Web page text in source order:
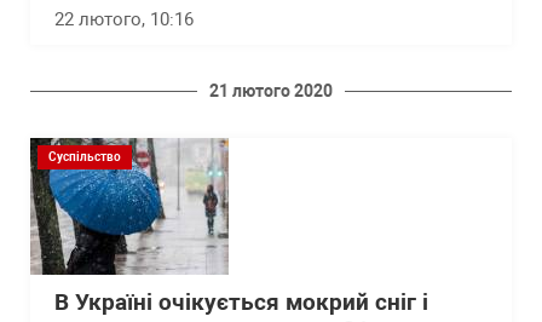
22 лютого, 10:16
21 лютого 2020
Суспільство
В Україні очікується мокрий сніг і